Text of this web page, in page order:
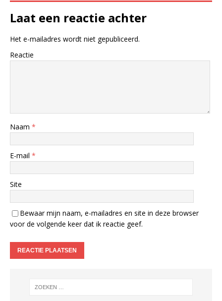
Laat een reactie achter
Het e-mailadres wordt niet gepubliceerd.
Reactie
Naam *
E-mail *
Site
Bewaar mijn naam, e-mailadres en site in deze browser
voor de volgende keer dat ik reactie geef.